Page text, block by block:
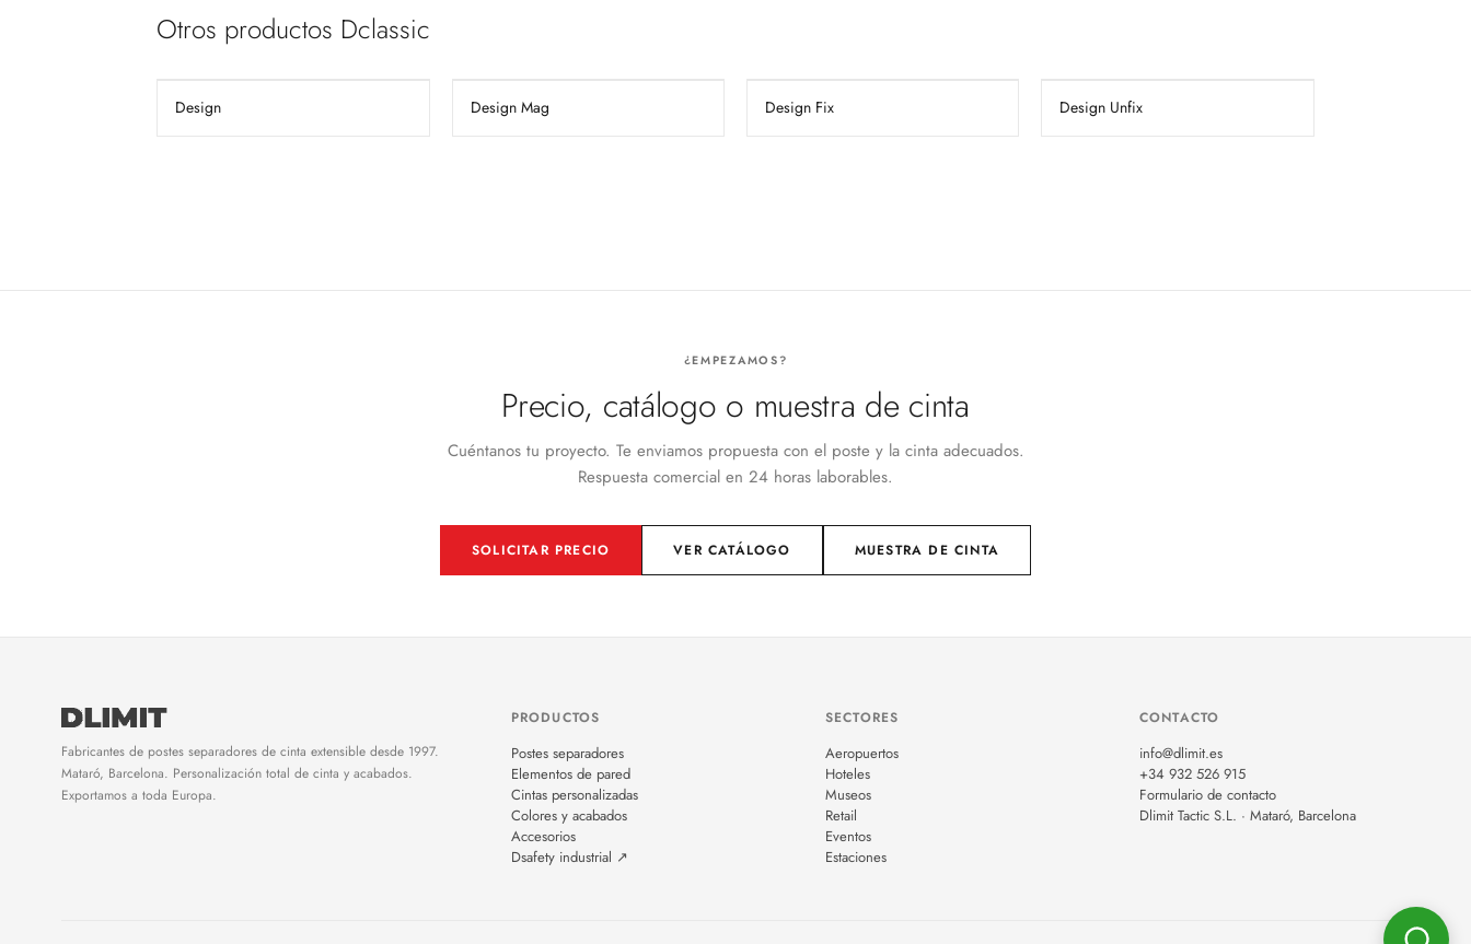
Otros productos Dclassic
Design Design Mag Design Fix Design Unfix
¿EMPEZAMOS?
Precio, catálogo o muestra de cinta
Cuéntanos tu proyecto. Te enviamos propuesta con el poste y la cinta adecuados.
Respuesta comercial en 24 horas laborables.
SOLICITAR PRECIO VER CATÁLOGO MUESTRA DE CINTA
Fabricantes de postes separadores de cinta extensible desde 1997.
Mataró, Barcelona. Personalización total de cinta y acabados.
Exportamos a toda Europa.
PRODUCTOS
Postes separadores
Elementos de pared
Cintas personalizadas
Colores y acabados
Accesorios
Dsafety industrial ↗
SECTORES
Aeropuertos
Hoteles
Museos
Retail
Eventos
Estaciones
CONTACTO
info@dlimit.es
+34 932 526 915
Formulario de contacto
Dlimit Tactic S.L. · Mataró, Barcelona